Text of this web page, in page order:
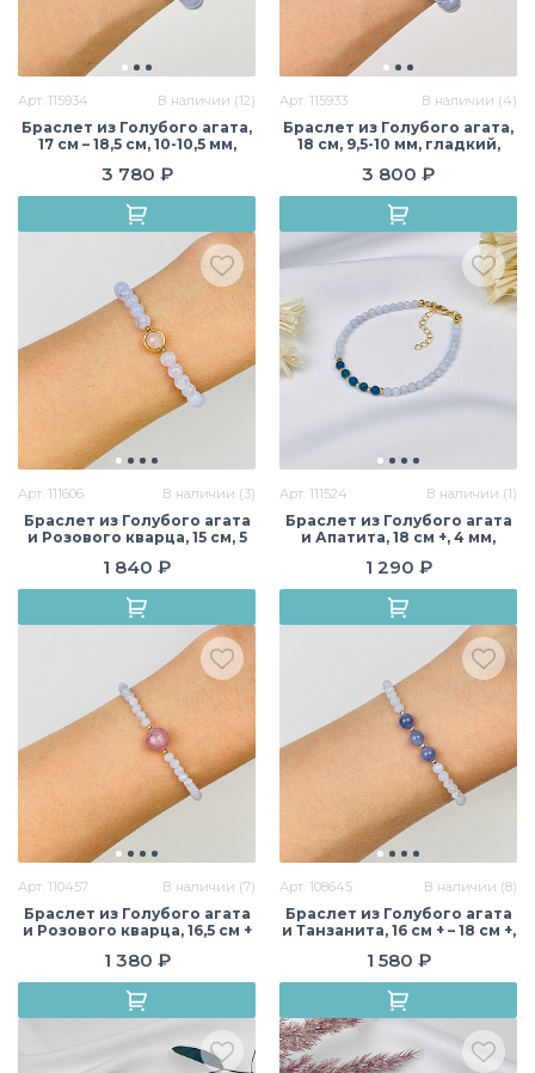
Арт. 115934 В наличии (12)
Браслет из Голубого агата,
17 см – 18,5 см, 10-10,5 мм,
3 780 ₽
Арт. 115933 В наличии (4)
Браслет из Голубого агата,
18 см, 9,5-10 мм, гладкий,
3 800 ₽
Арт. 111606 В наличии (3)
Браслет из Голубого агата
и Розового кварца, 15 см, 5
Бразилия
1 840 ₽
Арт. 111524 В наличии (1)
Браслет из Голубого агата
и Апатита, 18 см +, 4 мм,
1 290 ₽
Арт. 110457 В наличии (7)
Браслет из Голубого агата
и Розового кварца, 16,5 см +
Бразилия
1 380 ₽
Арт. 108645 В наличии (8)
Браслет из Голубого агата
и Танзанита, 16 см + – 18 см +,
Бразилия
1 580 ₽